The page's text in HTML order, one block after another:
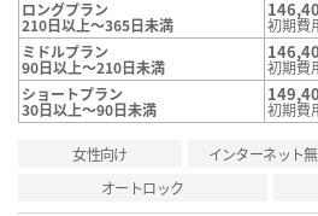
ロングプラン
210日以上～365日未満
初期費
ミドルプラン
90日以上～210日未満
初期費
ショートプラン
30日以上～90日未満 初期費
女性向け インターネット
オートロック